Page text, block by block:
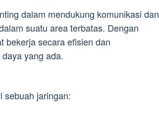
dalam mendukung komunikasi dan
suatu area terbatas. Dengan
bekerja secara efisien dan
yang ada.
sebuah jaringan: